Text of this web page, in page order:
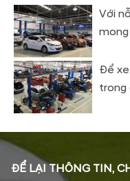
Với
mong
Để
trong
ĐỂ LẠI THÔNG TIN,